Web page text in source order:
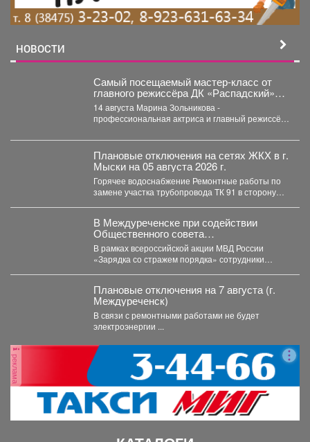
НОВОСТИ
Самый посещаемый мастер‑класс от
главного режиссёра ДК «Распадский»
возвращается
14 августа Марина Зольникова -
профессиональная актриса и главный режиссёр
Плановые отключения на сетях ЖКХ в г.
Мыски на 05 августа 2026 г.
Горячее водоснабжение Ремонтные работы по
замене участка трубопровода ТК 91 в сторону
В Междуреченске при содействии
Общественного совета
полицейские провели утреннюю зарядку
для детей из лагеря дневного
пребывания
В рамках всероссийской акции МВД России
«Зарядка со стражем порядка» сотрудники
Плановые отключения на 7 августа (г.
Междуреченск)
В связи с ремонтными работами не будет
электроэнергии ...
реклама